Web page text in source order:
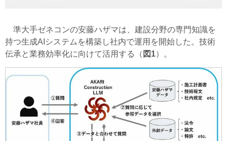
準大手ゼネコンの安藤ハザマは、建設分野の専門知識を
持つ生成AIシステムを構築し社内で運用を開始した。技術
伝承と業務効率化に向けて活用する（ 図1）。